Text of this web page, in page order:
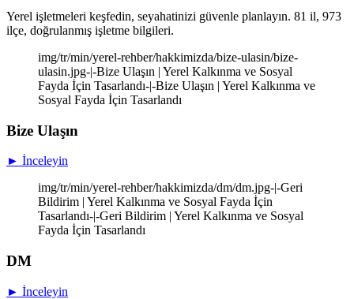
Yerel işletmeleri keşfedin, seyahatinizi güvenle planlayın. 81 il, 973
ilçe, doğrulanmış işletme bilgileri.
img/tr/min/yerel-rehber/hakkimizda/bize-ulasin/bize-
ulasin.jpg-|-Bize Ulaşın | Yerel Kalkınma ve Sosyal
Fayda İçin Tasarlandı-|-Bize Ulaşın | Yerel Kalkınma ve
Sosyal Fayda İçin Tasarlandı
Bize Ulaşın
► İnceleyin
img/tr/min/yerel-rehber/hakkimizda/dm/dm.jpg-|-Geri
Bildirim | Yerel Kalkınma ve Sosyal Fayda İçin
Tasarlandı-|-Geri Bildirim | Yerel Kalkınma ve Sosyal
Fayda İçin Tasarlandı
DM
► İnceleyin